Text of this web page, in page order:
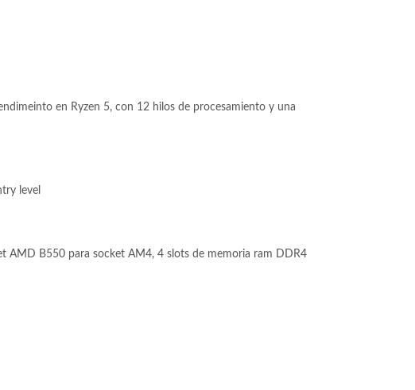
en Ryzen 5, con 12 hilos de procesamiento y una
level
AMD B550 para socket AM4, 4 slots de memoria ram DDR4